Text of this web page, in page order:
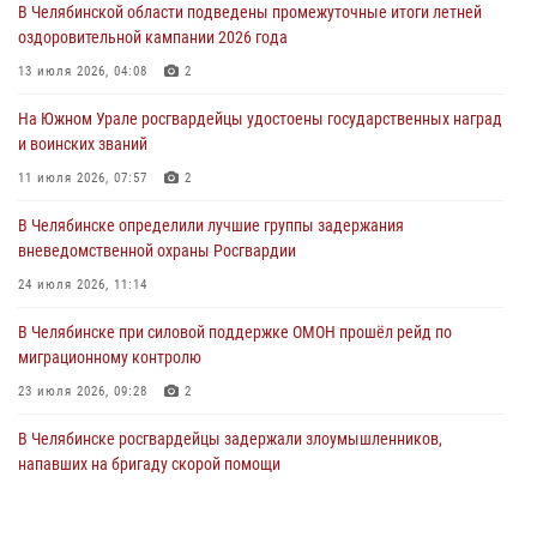
Росгвардия обеспечивает безопасность граждан на южном
направлении
31 июля 2026, 11:32
В Уральском округе Росгвардии состоялось заседание
оперативного штаба
30 июля 2026, 10:53
В Челябинской области подведены промежуточные итоги летней
оздоровительной кампании 2026 года
13 июля 2026, 04:08 2
На Южном Урале росгвардейцы удостоены государственных наград
и воинских званий
11 июля 2026, 07:57 2
В Челябинске определили лучшие группы задержания
вневедомственной охраны Росгвардии
24 июля 2026, 11:14
В Челябинске при силовой поддержке ОМОН прошёл рейд по
миграционному контролю
23 июля 2026, 09:28 2
В Челябинске росгвардейцы задержали злоумышленников,
напавших на бригаду скорой помощи